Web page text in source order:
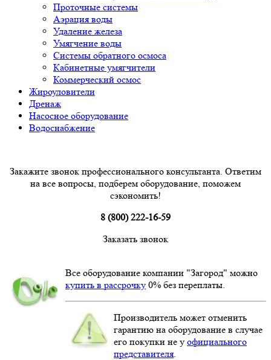
Проточные системы
Аэрация воды
Удаление железа
Умягчение воды
Системы обратного осмоса
Кабинетные умягчители
Коммерческий осмос
Жироуловители
Дренаж
Насосное оборудование
Водоснабжение
Закажите звонок профессионального консультанта. Ответим
на все вопросы, подберем оборудование, поможем
сэкономить!
8 (800) 222-16-59
Заказать звонок
Все оборудование компании "Загород" можно
купить в рассрочку 0% без переплаты.
Производитель может отменить
гарантию на оборудование в случае
его покупки не у официального
представителя.